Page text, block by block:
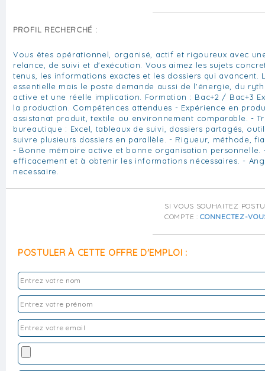
PROFIL RECHERCHÉ :
Vous êtes opérationnel, organisé, actif et rigoureux avec
relance, de suivi et d'exécution. Vous aimez les sujets
tenus, les informations exactes et les dossiers qui avancent.
essentielle mais le poste demande aussi de l'énergie, du
active et une réelle implication. Formation : Bac+2 / Bac+3
la production. Compétences attendues - Expérience en
assistanat produit, textile ou environnement comparable. -
bureautique : Excel, tableaux de suivi, dossiers partagés,
suivre plusieurs dossiers en parallèle. - Rigueur, méthode,
- Bonne mémoire active et bonne organisation personnelle.
efficacement et à obtenir les informations nécessaires. -
necessaire.
SI VOUS SOUHAITEZ
COMPTE :CONNECTEZ-
POSTULER À CETTE OFFRE D'EMPLOI :